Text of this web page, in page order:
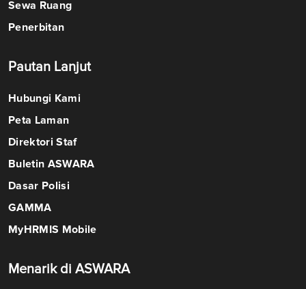
Sewa Ruang
Penerbitan
Pautan Lanjut
Hubungi Kami
Peta Laman
Direktori Staf
Buletin ASWARA
Dasar Polisi
GAMMA
MyHRMIS Mobile
Menarik di ASWARA